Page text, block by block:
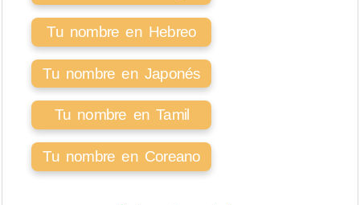
Tu nombre en Hebreo
Tu nombre en Japonés
Tu nombre en Tamil
Tu nombre en Coreano